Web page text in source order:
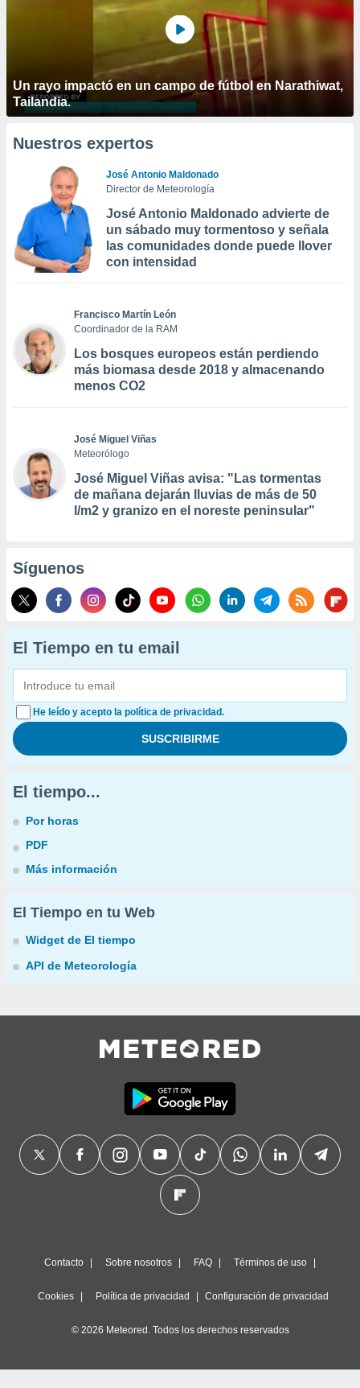
Un rayo impactó en un campo de fútbol en Narathiwat,
Tailandia.
Nuestros expertos
José Antonio Maldonado
Director de Meteorología
José Antonio Maldonado advierte de
un sábado muy tormentoso y señala
las comunidades donde puede llover
con intensidad
Francisco Martín León
Coordinador de la RAM
Los bosques europeos están perdiendo
más biomasa desde 2018 y almacenando
menos CO2
José Miguel Viñas
Meteorólogo
José Miguel Viñas avisa: "Las tormentas
de mañana dejarán lluvias de más de 50
l/m2 y granizo en el noreste peninsular"
Síguenos
El Tiempo en tu email
He leído y acepto la política de privacidad.
El tiempo...
Por horas
PDF
Más información
El Tiempo en tu Web
Widget de El tiempo
API de Meteorología
Contacto Sobre nosotros FAQ Términos de uso
Cookies Política de privacidad Configuración de privacidad
© 2026 Meteored. Todos los derechos reservados